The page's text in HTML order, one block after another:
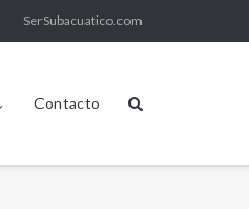
SerSubacuatico.com
Contacto